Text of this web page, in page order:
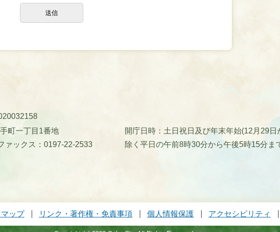
町一丁目1番地
ァックス：0197-22-2533
開庁日時：土日祝日及び年末年始(12月29日
除く平日の午前8時30分から午後5時15分ま
ップ リンク・著作権・免責事項 個人情報保護 アクセシビリティ